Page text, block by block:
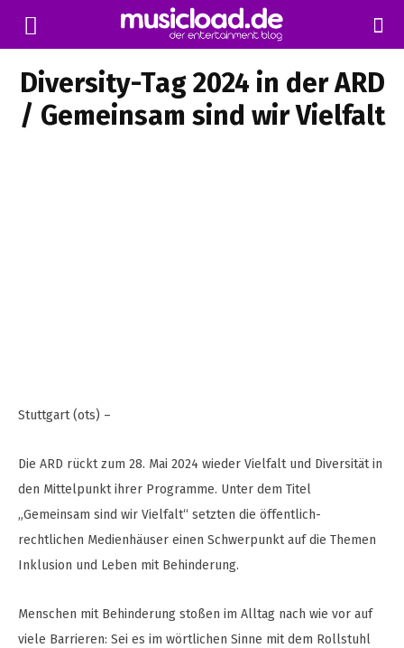
Diversity-Tag 2024 in der ARD
/ Gemeinsam sind wir Vielfalt
Stuttgart (ots) –
Die ARD rückt zum 28. Mai 2024 wieder Vielfalt und Diversität in
den Mittelpunkt ihrer Programme. Unter dem Titel
„Gemeinsam sind wir Vielfalt“ setzten die öffentlich-
rechtlichen Medienhäuser einen Schwerpunkt auf die Themen
Inklusion und Leben mit Behinderung.
Menschen mit Behinderung stoßen im Alltag nach wie vor auf
viele Barrieren: Sei es im wörtlichen Sinne mit dem Rollstuhl